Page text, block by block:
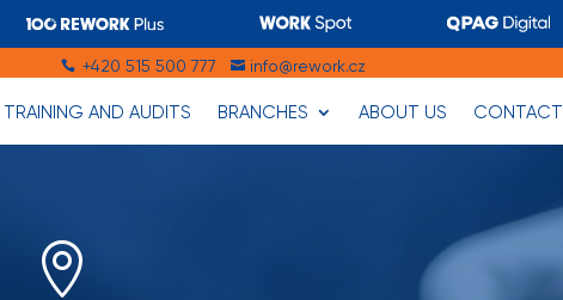
 +420 515 500 777  info@rework.cz
AND AUDITS BRANCHES ABOUT US CONTACT
